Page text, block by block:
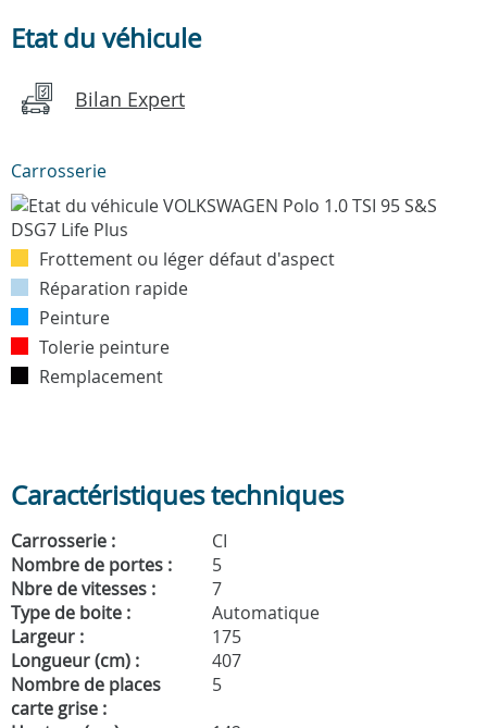
Etat du véhicule
Bilan Expert
Carrosserie
Frottement ou léger défaut d'aspect
Réparation rapide
Peinture
Tolerie peinture
Remplacement
Caractéristiques techniques
Carrosserie :
CI
Nombre de portes :
5
Nbre de vitesses :
7
Type de boite :
Automatique
Largeur :
175
Longueur (cm) :
407
Nombre de places
carte grise :
5